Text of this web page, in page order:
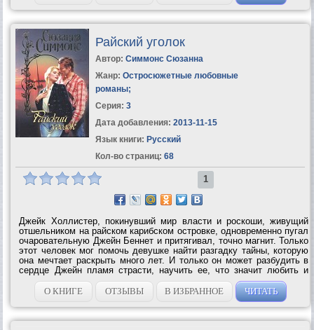
Райский уголок
Автор: Симмонс Сюзанна
Жанр: Остросюжетные любовные
романы;
Серия: 3
Дата добавления: 2013-11-15
Язык книги: Русский
Кол-во страниц: 68
1
Джейк Холлистер, покинувший мир власти и роскоши, живущий
отшельником на райском карибском островке, одновременно пугал
очаровательную Джейн Беннет и притягивал, точно магнит. Только
этот человек мог помочь девушке найти разгадку тайны, которую
она мечтает раскрыть много лет. И только он может разбудить в
сердце Джейн пламя страсти, научить ее, что значит любить и
быть...
О КНИГЕ
ОТЗЫВЫ В ИЗБРАННОЕ ЧИТАТЬ